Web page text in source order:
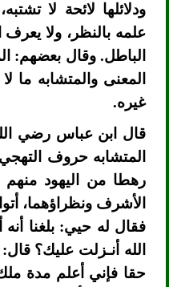
ودلائلها لائحة لا
علمه بالنظر، ولا
الباطل. وقال بعضهم:
المعنى والمتشابه ما
غيره.
قال ابن عباس رضي
المتشابه حروف
رهطا من اليهود
الأشرف ونظراؤهما،
فقال له حيي: بلغنا
الله أنـزلت عليك؟ قال:
حقا فإني أعلم مدة